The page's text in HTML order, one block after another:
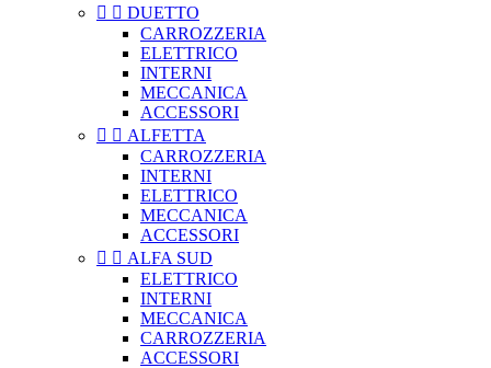
  DUETTO
CARROZZERIA
ELETTRICO
INTERNI
MECCANICA
ACCESSORI
  ALFETTA
CARROZZERIA
INTERNI
ELETTRICO
MECCANICA
ACCESSORI
  ALFA SUD
ELETTRICO
INTERNI
MECCANICA
CARROZZERIA
ACCESSORI